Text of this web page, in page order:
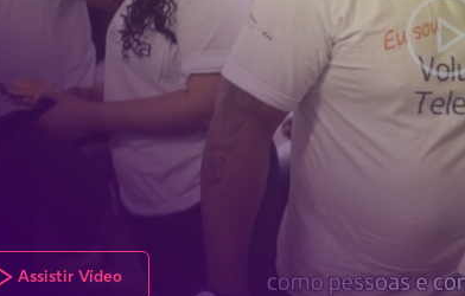
Assistir Vídeo